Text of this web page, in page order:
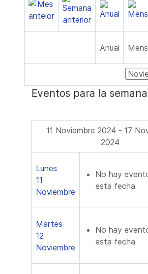
Anual
Eventos para la
11 Noviembre 2024 - 17
2024
Lunes
11
Noviembre
No hay
esta fecha
Martes
12
Noviembre
No hay
esta fecha